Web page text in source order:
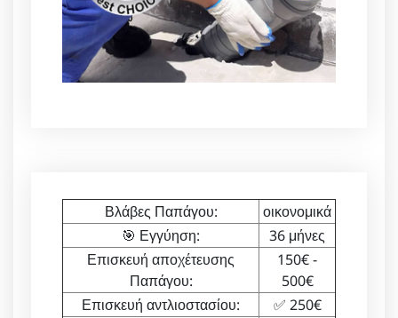
Βλάβες Παπάγου:
οικονομικά
🎯 Εγγύηση:
36 μήνες
Επισκευή αποχέτευσης
Παπάγου:
150€ -
500€
Επισκευή αντλιοστασίου:
✅ 250€